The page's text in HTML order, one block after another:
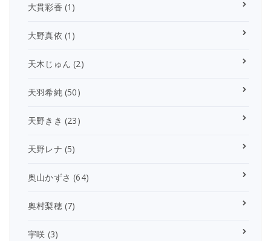
大貫彩香 (1)
大野真依 (1)
天木じゅん (2)
天羽希純(50)
天野きき (23)
天野レナ (5)
奥山かずさ (64)
奥村梨穂(7)
宇咲 (3)